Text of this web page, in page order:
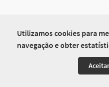
Utilizamos cookies para
navegação e obter